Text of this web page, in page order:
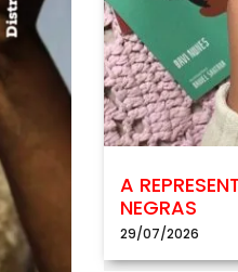
A
NEGRAS
29/07/2026